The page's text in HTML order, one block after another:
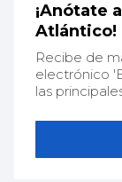
¡Anótate
Atlántico!
Recibe de
electrónico
las